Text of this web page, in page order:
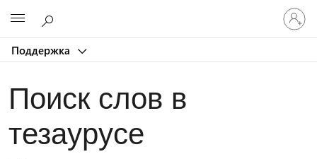
Поддержка
Поиск слов в
тезаурусе